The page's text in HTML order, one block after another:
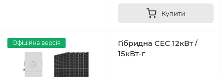
Купити
Офіційна версія
Гібридна СЕС 12кВт /
15кВт-г